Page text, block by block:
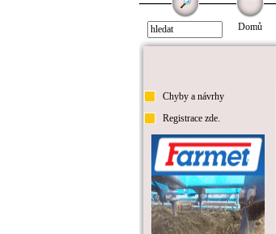
Domů
Chyby a návrhy
Registrace zde.